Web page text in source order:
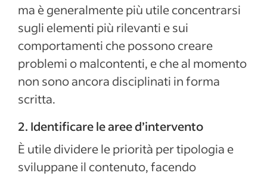
ma è generalmente più utile concentrarsi
sugli elementi più rilevanti e sui
comportamenti che possono creare
problemi o malcontenti, e che al momento
non sono ancora disciplinati in forma
scritta.
2. Identificare le aree d’intervento
È utile dividere le priorità per tipologia e
sviluppane il contenuto, facendo